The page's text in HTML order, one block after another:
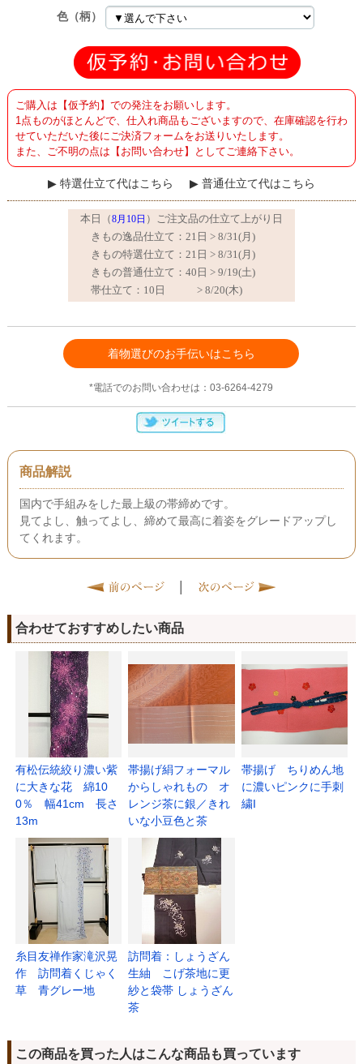
色（柄）
ご購入は【仮予約】での発注をお願いします。
1点ものがほとんどで、仕入れ商品もございますので、在庫確認を行わ
せていただいた後にご決済フォームをお送りいたします。
また、ご不明の点は【お問い合わせ】としてご連絡下さい。
特選仕立て代はこちら 普通仕立て代はこちら
着物選びのお手伝いはこちら
*電話でのお問い合わせは：03-6264-4279
商品解説
国内で手組みをした最上級の帯締めです。
見てよし、触ってよし、締めて最高に着姿をグレードアップし
てくれます。
|
合わせておすすめしたい商品
有松伝統絞り濃い紫
に大きな花 綿10
0％ 幅41cm 長さ
13m
帯揚げ絹フォーマル
からしゃれもの オ
レンジ茶に銀／きれ
いな小豆色と茶
帯揚げ ちりめん地
に濃いピンクに手刺
繍I
糸目友禅作家滝沢晃
作 訪問着くじゃく
草 青グレー地
訪問着：しょうざん
生紬 こげ茶地に更
紗と袋帯 しょうざん
茶
この商品を買った人はこんな商品も買っています